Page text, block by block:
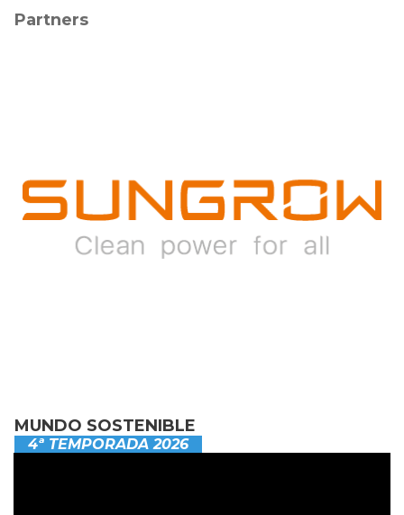
Partners
MUNDO SOSTENIBLE
4ª TEMPORADA 2026